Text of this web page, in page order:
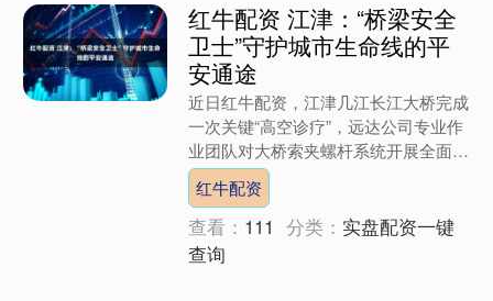
红牛配资 江津：“桥梁安全
卫士”守护城市生命线的平
安通途
近日红牛配资，江津几江长江大桥完成
一次关键“高空诊疗”，远达公司专业作
业团队对大桥索夹螺杆系统开展全面专
项维护。这群鲜为人知的“桥梁安全卫
士”，在百米高空用精细....
红牛配资
查看： 111 分类： 实盘配资一键
查询